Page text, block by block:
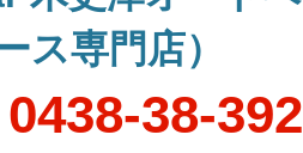
ス専門店）
0438-38-